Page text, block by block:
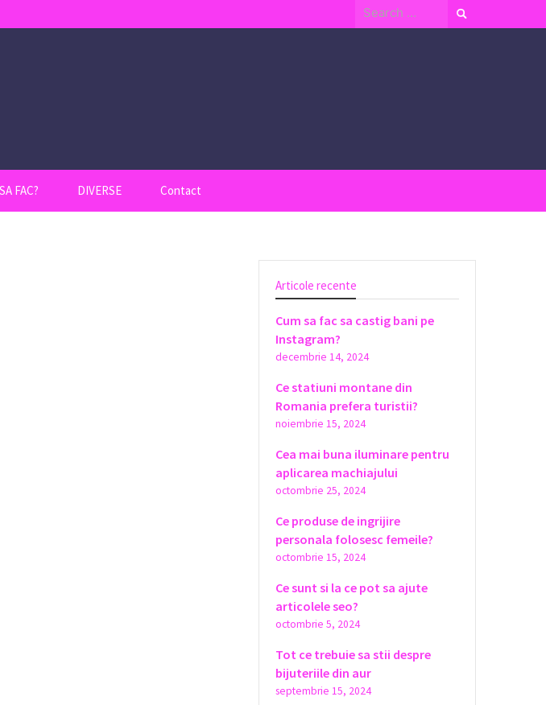
Search
for:
FAC? DIVERSE Contact
Articole recente
Cum sa fac sa castig bani pe
Instagram?
decembrie 14, 2024
Ce statiuni montane din
Romania prefera turistii?
noiembrie 15, 2024
Cea mai buna iluminare pentru
aplicarea machiajului
octombrie 25, 2024
Ce produse de ingrijire
personala folosesc femeile?
octombrie 15, 2024
Ce sunt si la ce pot sa ajute
articolele seo?
octombrie 5, 2024
Tot ce trebuie sa stii despre
bijuteriile din aur
septembrie 15, 2024